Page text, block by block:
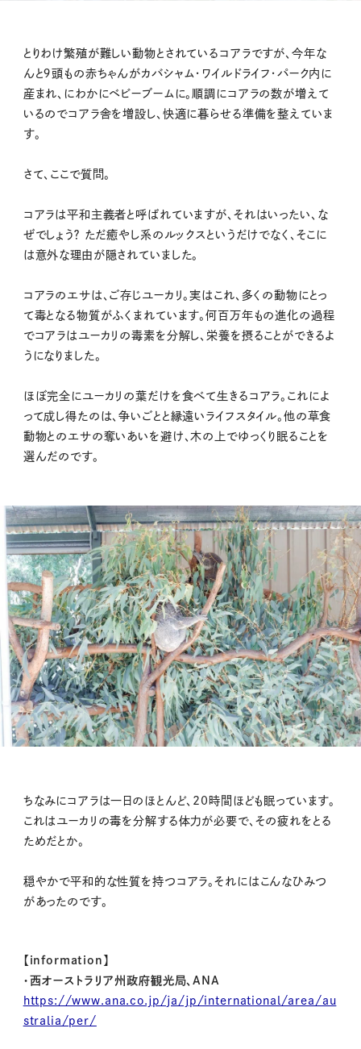
とりわけ繁殖が難しい動物とされているコアラですが、今年な
んと９頭もの赤ちゃんがカバシャム・ワイルドライフ・パーク内に
産まれ、にわかにベビーブームに。順調にコアラの数が増えて
いるのでコアラ舎を増設し、快適に暮らせる準備を整えていま
す。
さて、ここで質問。
コアラは平和主義者と呼ばれていますが、それはいったい、な
ぜでしょう？ ただ癒やし系のルックスというだけでなく、そこに
は意外な理由が隠されていました。
コアラのエサは、ご存じユーカリ。実はこれ、多くの動物にとっ
て毒となる物質がふくまれています。何百万年もの進化の過程
でコアラはユーカリの毒素を分解し、栄養を摂ることができるよ
うになりました。
ほぼ完全にユーカリの葉だけを食べて生きるコアラ。これによ
って成し得たのは、争いごとと縁遠いライフスタイル。他の草食
動物とのエサの奪いあいを避け、木の上でゆっくり眠ることを
選んだのです。
ちなみにコアラは一日のほとんど、20時間ほども眠っています。
これはユーカリの毒を分解する体力が必要で、その疲れをとる
ためだとか。
穏やかで平和的な性質を持つコアラ。それにはこんなひみつ
があったのです。
【information】
・西オーストラリア州政府観光局、ANA
https://www.ana.co.jp/ja/jp/international/area/au
stralia/per/